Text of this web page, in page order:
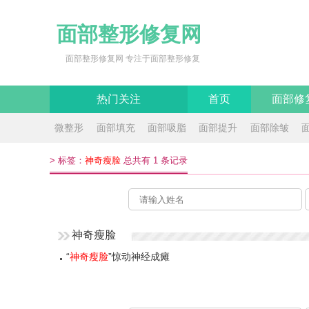
面部整形修复网
面部整形修复网 专注于面部整形修复
热门关注 首页 面部修
微整形 面部填充 面部吸脂 面部提升 面部除皱
> 标签： 神奇瘦脸 总共有 1 条记录
神奇瘦脸
“神奇瘦脸”惊动神经成瘫